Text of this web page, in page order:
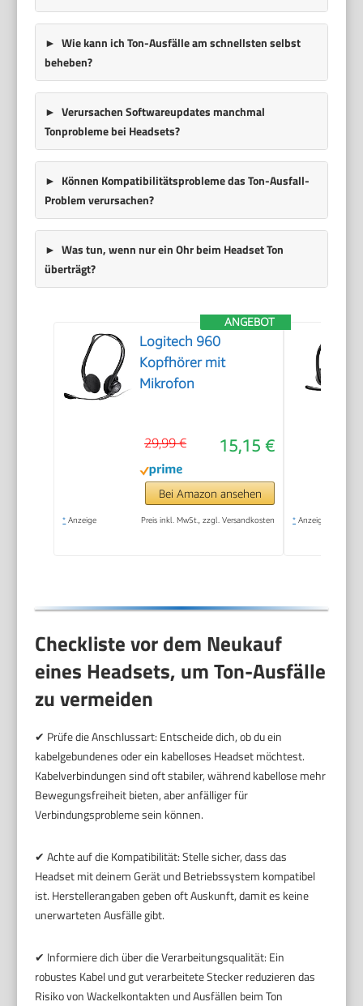
Wie kann ich Ton-Ausfälle am schnellsten selbst
beheben?
Verursachen Softwareupdates manchmal
Tonprobleme bei Headsets?
Können Kompatibilitätsprobleme das Ton-Ausfall-
Problem verursachen?
Was tun, wenn nur ein Ohr beim Headset Ton
überträgt?
ANGEBOT
Logitech 960
Kopfhörer mit
Mikrofon
15,15 €
29,99 €
Bei Amazon ansehen
* Anzeige Preis inkl. MwSt., zzgl. Versandkosten * Anzeige
Checkliste vor dem Neukauf
eines Headsets, um Ton-Ausfälle
zu vermeiden
✔ Prüfe die Anschlussart: Entscheide dich, ob du ein
kabelgebundenes oder ein kabelloses Headset möchtest.
Kabelverbindungen sind oft stabiler, während kabellose mehr
Bewegungsfreiheit bieten, aber anfälliger für
Verbindungsprobleme sein können.
✔ Achte auf die Kompatibilität: Stelle sicher, dass das
Headset mit deinem Gerät und Betriebssystem kompatibel
ist. Herstellerangaben geben oft Auskunft, damit es keine
unerwarteten Ausfälle gibt.
✔ Informiere dich über die Verarbeitungsqualität: Ein
robustes Kabel und gut verarbeitete Stecker reduzieren das
Risiko von Wackelkontakten und Ausfällen beim Ton